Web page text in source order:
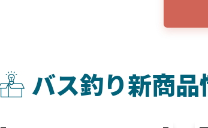
バス釣り新商品